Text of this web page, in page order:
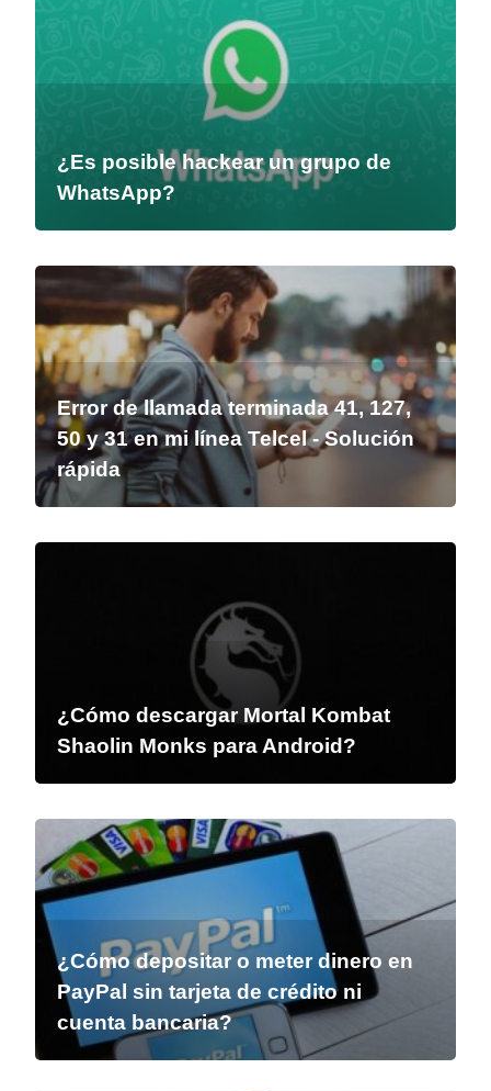
¿Es posible hackear un grupo de
WhatsApp?
Error de llamada terminada 41, 127,
50 y 31 en mi línea Telcel - Solución
rápida
¿Cómo descargar Mortal Kombat
Shaolin Monks para Android?
¿Cómo depositar o meter dinero en
PayPal sin tarjeta de crédito ni
cuenta bancaria?